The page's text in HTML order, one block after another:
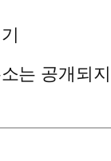
는 공개되